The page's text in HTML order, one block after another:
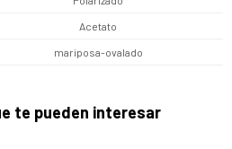
Acetato
mariposa-ovalado
te pueden interesar